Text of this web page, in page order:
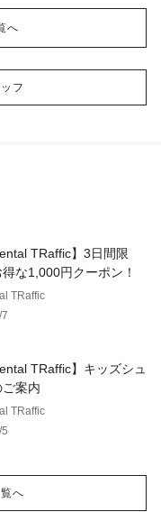
へ
フ
TRaffic】3日間限
な1,000円クーポン！
TRaffic
TRaffic】キッズシュ
案内
TRaffic
へ